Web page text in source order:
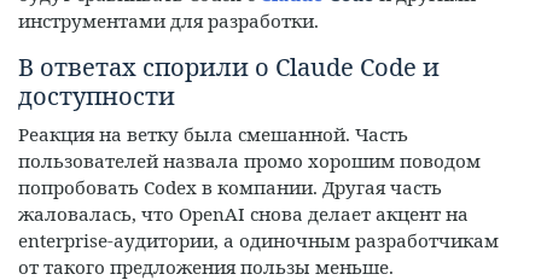
инструментами для разработки.
В ответах спорили о Claude Code и
доступности
Реакция на ветку была смешанной. Часть
пользователей назвала промо хорошим поводом
попробовать Codex в компании. Другая часть
жаловалась, что OpenAI снова делает акцент на
enterprise-аудитории, а одиночным разработчикам
от такого предложения пользы меньше.